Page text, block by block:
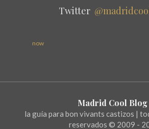
Twitter
now
Madrid Cool Blog
la guía para bon vivants castizos |
reservados © 2009 -